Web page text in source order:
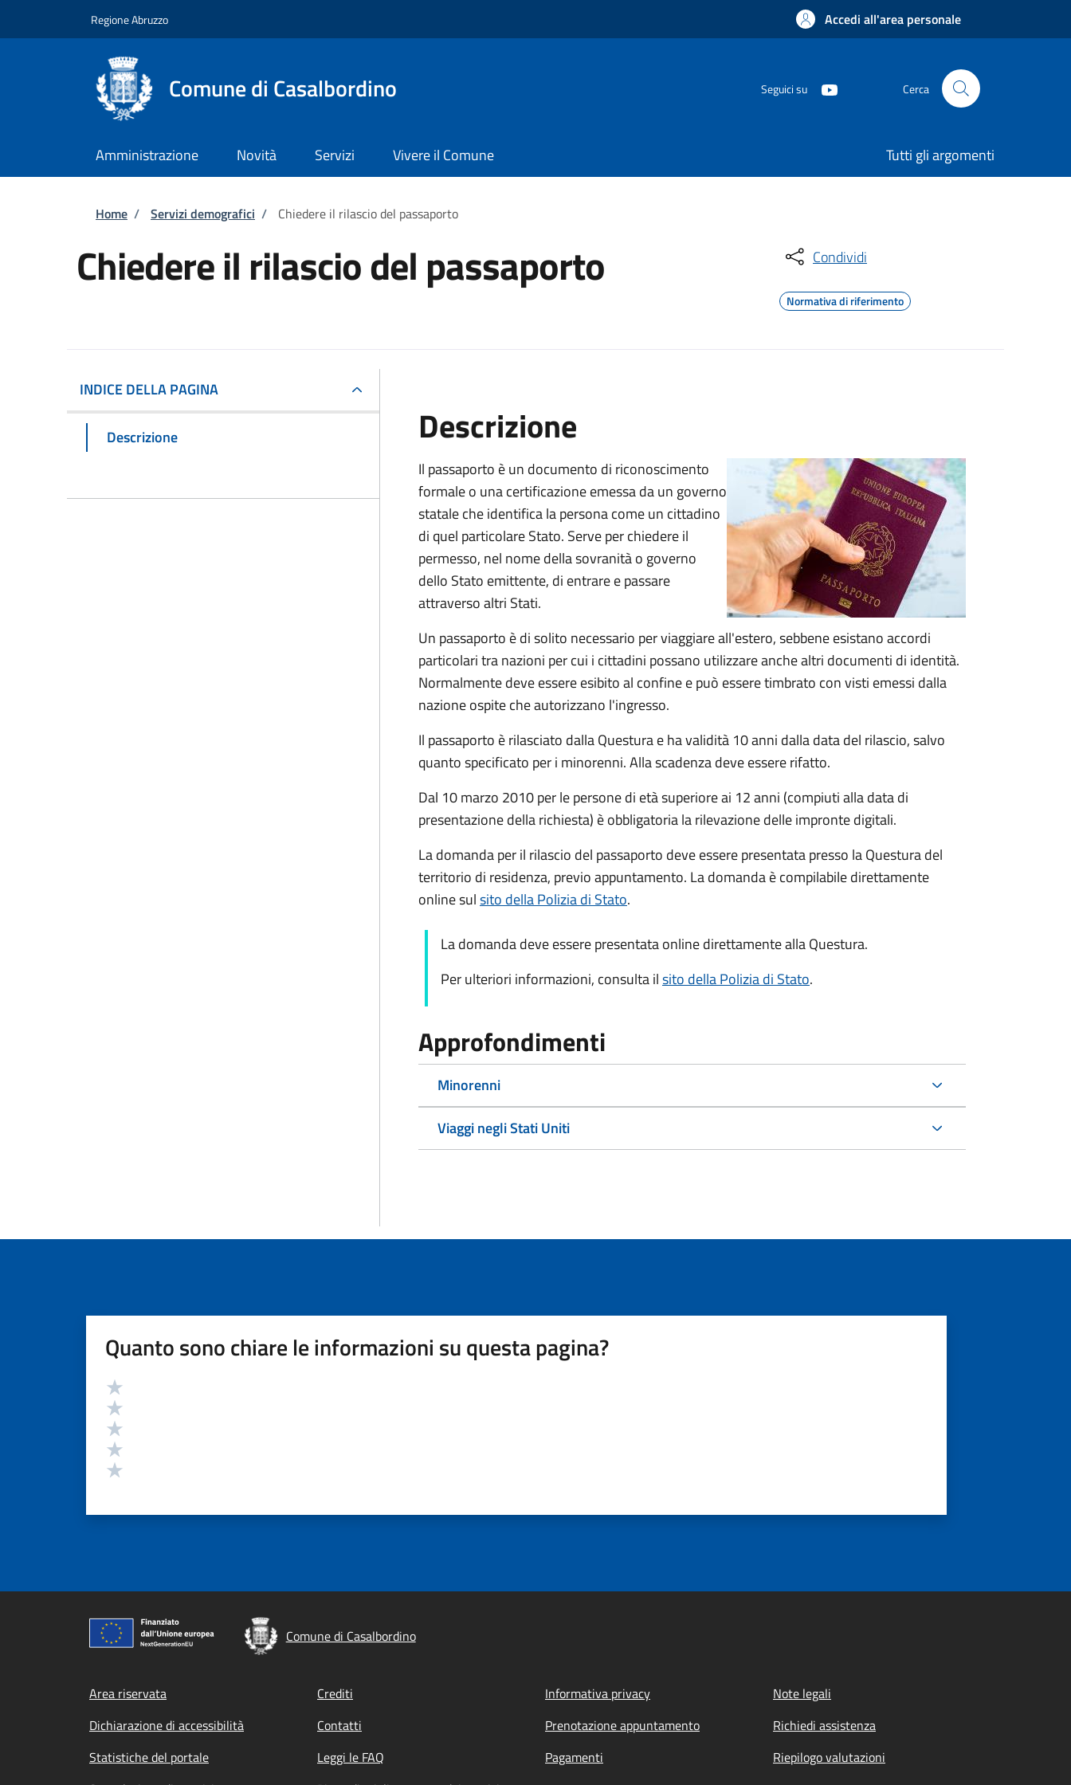
Regione Abruzzo Accedi all'area personale
Comune di Casalbordino Seguici su Cerca
Amministrazione Novità Servizi Vivere il Comune Tutti gli argomenti
Briciole di pane
Home / Servizi demografici / Chiedere il rilascio del passaporto
Chiedere il rilascio del passaporto Condividi
Normativa di riferimento
INDICE DELLA PAGINA
Descrizione Descrizione
Il passaporto è un documento di riconoscimento
formale o una certificazione emessa da un governo
statale che identifica la persona come un cittadino
di quel particolare Stato. Serve per chiedere il
permesso, nel nome della sovranità o governo
dello Stato emittente, di entrare e passare
attraverso altri Stati.
Un passaporto è di solito necessario per viaggiare all'estero, sebbene esistano accordi
particolari tra nazioni per cui i cittadini possano utilizzare anche altri documenti di identità.
Normalmente deve essere esibito al confine e può essere timbrato con visti emessi dalla
nazione ospite che autorizzano l'ingresso.
Il passaporto è rilasciato dalla Questura e ha validità 10 anni dalla data del rilascio, salvo
quanto specificato per i minorenni. Alla scadenza deve essere rifatto.
Dal 10 marzo 2010 per le persone di età superiore ai 12 anni (compiuti alla data di
presentazione della richiesta) è obbligatoria la rilevazione delle impronte digitali.
La domanda per il rilascio del passaporto deve essere presentata presso la Questura del
territorio di residenza, previo appuntamento. La domanda è compilabile direttamente
online sulsito della Polizia di Stato.
La domanda deve essere presentata online direttamente alla Questura.
Per ulteriori informazioni, consulta ilsito della Polizia di Stato.
Approfondimenti
Minorenni
Viaggi negli Stati Uniti
Quanto sono chiare le informazioni su questa pagina?
Valutazione
Comune di Casalbordino
Footer menu
Area riservata Crediti Informativa privacy
Note legali
Dichiarazione di accessibilità
Contatti Prenotazione appuntamento
Richiedi assistenza
Statistiche del portale
Leggi le FAQ Pagamenti
Riepilogo valutazioni